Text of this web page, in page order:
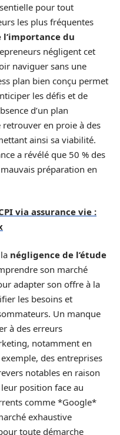
pour tout
les plus fréquentes
du
négligent cet
naviguer sans une
plan bien conçu permet
les défis et de
d’un plan
en proie à des
ainsi sa viabilité.
a révélé que 50 % des
préparation en
via assurance vie :
négligence de l’étude
son marché
adapter son offre à la
les besoins et
Un manque
à des erreurs
notamment en
des entreprises
notables en raison
position face au
comme *Google*
exhaustive
toute démarche